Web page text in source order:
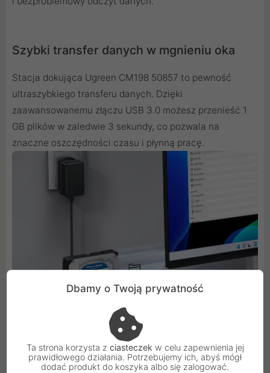
Szybki transfer danych w mgnieniu oka
Stacja dokująca Ugreen CM198 50857 to pewność
ultraszybkiego transferu danych. Dzięki
zaawansowanemu złączu USB 3.0 możesz przenieść 1
GB plików w zaledwie 3 sekundy, co pozwala na
znaczne oszczędności czasu i płynną pracę.
Dbamy o Twoją prywatność
Ta strona korzysta z ciasteczek w celu zapewnienia jej
prawidłowego działania. Potrzebujemy ich, abyś mógł
dodać produkt do koszyka albo się zalogować.